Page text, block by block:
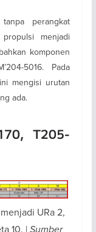
perangkat
menjadi
komponen
5016. Pada
mengisi urutan
ada.
T205-
URa 2,
10. | Sumber